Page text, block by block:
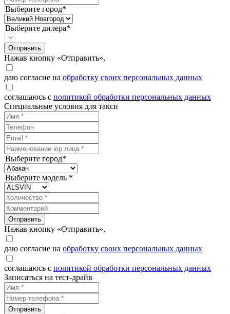
Выберите город*
Выберите дилера*
Отправить
Нажав кнопку «Отправить»,
даю согласие на обработку своих персональных данных
соглашаюсь с политикой обработки персональных данных
Специальные условия для такси
Выберите город*
Выберите модель *
Отправить
Нажав кнопку «Отправить»,
даю согласие на обработку своих персональных данных
соглашаюсь с политикой обработки персональных данных
Записаться на тест-драйв
Отправить